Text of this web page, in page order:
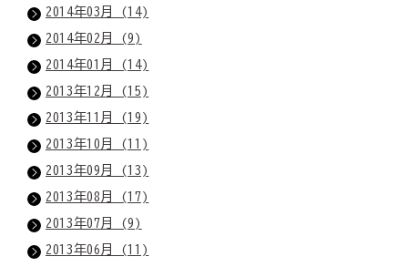
2014年03月 (14)
2014年02月 (9)
2014年01月 (14)
2013年12月 (15)
2013年11月 (19)
2013年10月 (11)
2013年09月 (13)
2013年08月 (17)
2013年07月 (9)
2013年06月 (11)